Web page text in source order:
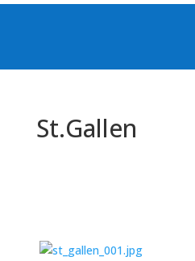
St.Gallen